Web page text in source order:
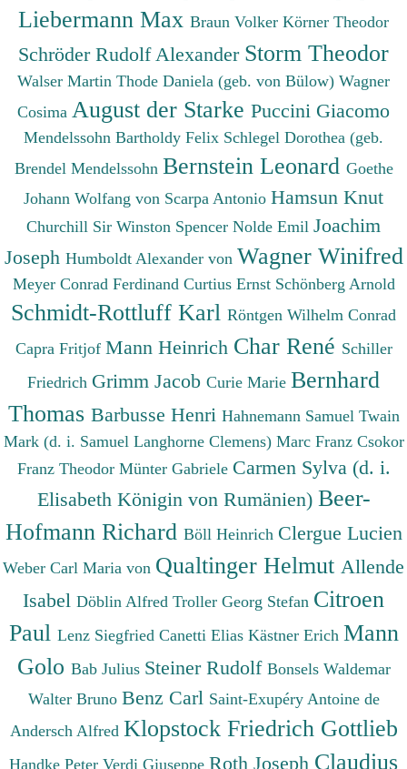
Liebermann Max Braun Volker Körner Theodor
Schröder Rudolf Alexander Storm Theodor
Walser Martin Thode Daniela (geb. von Bülow) Wagner
Cosima August der Starke Puccini Giacomo
Mendelssohn Bartholdy Felix Schlegel Dorothea (geb.
Brendel Mendelssohn Bernstein Leonard Goethe
Johann Wolfang von Scarpa Antonio Hamsun Knut
Churchill Sir Winston Spencer Nolde Emil Joachim
Joseph Humboldt Alexander von Wagner Winifred
Meyer Conrad Ferdinand Curtius Ernst Schönberg Arnold
Schmidt-Rottluff Karl Röntgen Wilhelm Conrad
Capra Fritjof Mann Heinrich Char René Schiller
Friedrich Grimm Jacob Curie Marie Bernhard
Thomas Barbusse Henri Hahnemann Samuel Twain
Mark (d. i. Samuel Langhorne Clemens) Marc Franz Csokor
Franz Theodor Münter Gabriele Carmen Sylva (d. i.
Elisabeth Königin von Rumänien) Beer-
Hofmann Richard Böll Heinrich Clergue Lucien
Weber Carl Maria von Qualtinger Helmut Allende
Isabel Döblin Alfred Troller Georg Stefan Citroen
Paul Lenz Siegfried Canetti Elias Kästner Erich Mann
Golo Bab Julius Steiner Rudolf Bonsels Waldemar
Walter Bruno Benz Carl Saint-Exupéry Antoine de
Andersch Alfred Klopstock Friedrich Gottlieb
Handke Peter Verdi Giuseppe Roth Joseph Claudius